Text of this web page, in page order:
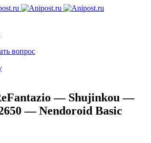
вопрос
— Shujinkou —
— Nendoroid Basic